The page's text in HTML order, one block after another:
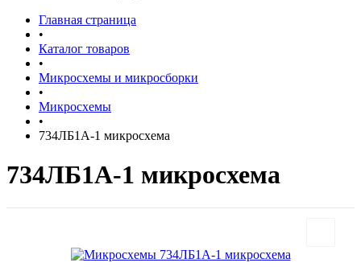
Главная страница
•
Каталог товаров
•
Микросхемы и микросборки
•
Микросхемы
•
734ЛБ1А-1 микросхема
734ЛБ1А-1 микросхема